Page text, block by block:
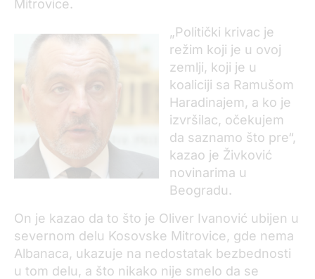
Mitrovice.
„Politički krivac je
režim koji je u ovoj
zemlji, koji je u
koaliciji sa Ramušom
Haradinajem, a ko je
izvršilac, očekujem
da saznamo što pre“,
kazao je Živković
novinarima u
Beogradu.
On je kazao da to što je Oliver Ivanović ubijen u
severnom delu Kosovske Mitrovice, gde nema
Albanaca, ukazuje na nedostatak bezbednosti
u tom delu, a što nikako nije smelo da se